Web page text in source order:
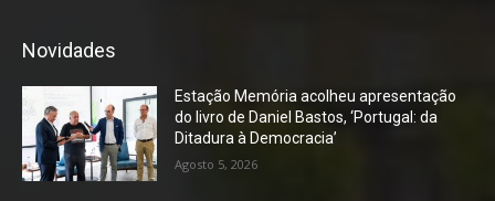
Novidades
Estação Memória acolheu apresentação
do livro de Daniel Bastos, ‘Portugal: da
Ditadura à Democracia’
Agosto 5, 2026